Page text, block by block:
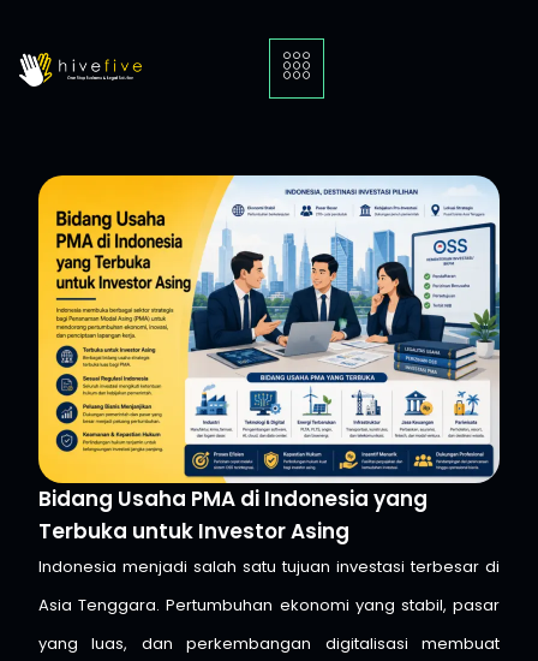
Bidang Usaha PMA di Indonesia yang
Terbuka untuk Investor Asing
Indonesia menjadi salah satu tujuan investasi terbesar di
Asia Tenggara. Pertumbuhan ekonomi yang stabil, pasar
yang luas, dan perkembangan digitalisasi membuat